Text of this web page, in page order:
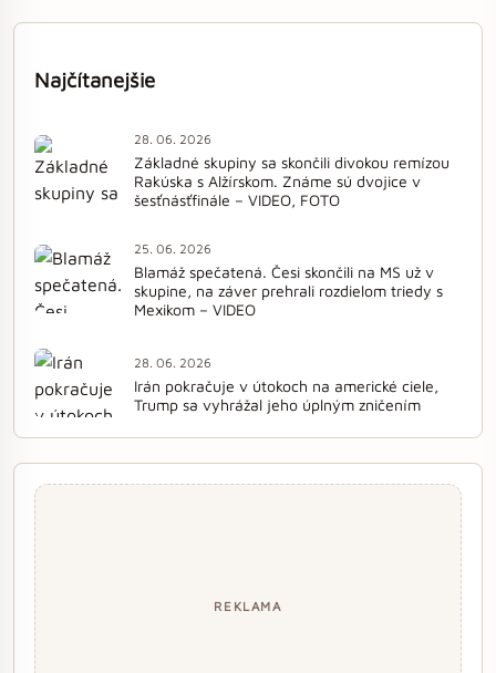
Najčítanejšie
28. 06. 2026
Základné skupiny sa skončili divokou remízou
Rakúska s Alžírskom. Známe sú dvojice v
šesťnásťfinále – VIDEO, FOTO
25. 06. 2026
Blamáž spečatená. Česi skončili na MS už v
skupine, na záver prehrali rozdielom triedy s
Mexikom – VIDEO
28. 06. 2026
Irán pokračuje v útokoch na americké ciele,
Trump sa vyhrážal jeho úplným zničením
REKLAMA